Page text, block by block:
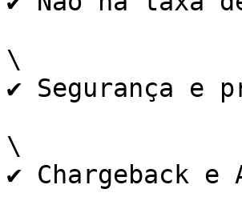
\
✔ Segurança e
\
✔ Chargeback